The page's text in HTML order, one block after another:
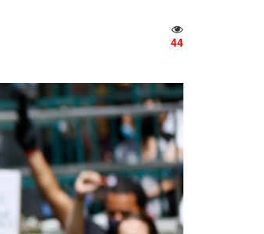
44